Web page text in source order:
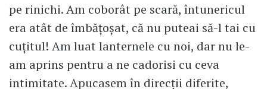
pe rinichi. Am coborât pe scară, întunericul
era atât de îmbățoșat, că nu puteai să-l tai cu
cuțitul! Am luat lanternele cu noi, dar nu le-
am aprins pentru a ne cadorisi cu ceva
intimitate. Apucasem în direcții diferite,